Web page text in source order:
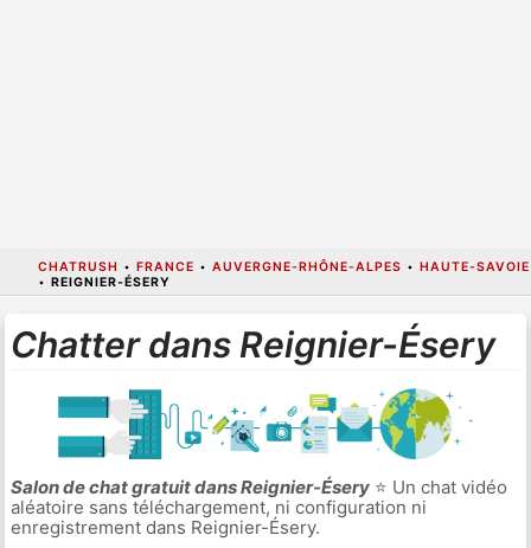
CHATRUSH • FRANCE • AUVERGNE-RHÔNE-ALPES • HAUTE-SAVOIE
• REIGNIER-ÉSERY
Chatter dans Reignier-Ésery
Salon de chat gratuit dans Reignier-Ésery⭐ Un chat vidéo
aléatoire sans téléchargement, ni configuration ni
enregistrement dans Reignier-Ésery.